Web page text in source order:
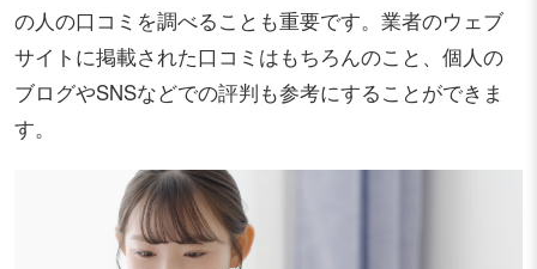
の人の口コミを調べることも重要です。業者のウェブ
サイトに掲載された口コミはもちろんのこと、個人の
ブログやSNSなどでの評判も参考にすることができま
す。